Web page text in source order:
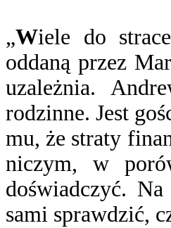
„Wiele do
oddaną przez
uzależnia.
rodzinne. Jest
mu, że straty
niczym, w
doświadczyć.
sami sprawdzić,